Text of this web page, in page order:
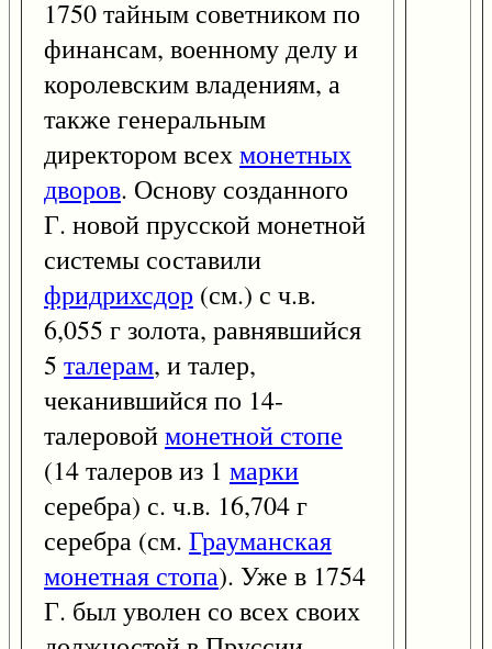
1750 тайным советником по
финансам, военному делу и
королевским владениям, а
также генеральным
директором всехмонетных
дворов. Основу созданного
Г. новой прусской монетной
системы составили
фридрихсдор (см.) с ч.в.
6,055 г золота, равнявшийся
5 талерам, и талер,
чеканившийся по 14-
талеровоймонетной стопе
(14 талеров из 1 марки
серебра) с. ч.в. 16,704 г
серебра (см. Грауманская
монетная стопа). Уже в 1754
Г. был уволен со всех своих